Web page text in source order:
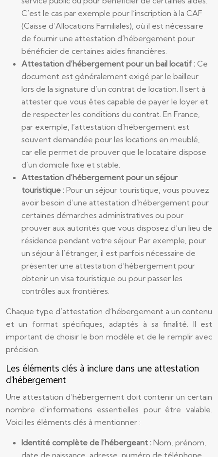
C’est le cas par exemple pour l’inscription à la CAF
(Caisse d’Allocations Familiales), où il est nécessaire
de fournir une attestation d’hébergement pour
bénéficier de certaines aides financières.
Attestation d’hébergement pour un bail locatif : Ce
document est généralement exigé par le bailleur
lors de la signature d’un contrat de location. Il sert à
attester que vous êtes capable de payer le loyer et
de respecter les conditions du contrat. En France,
par exemple, l’attestation d’hébergement est
souvent demandée pour les locations en meublé,
car elle permet de prouver que le locataire dispose
d’un domicile fixe et stable.
Attestation d’hébergement pour un séjour
touristique : Pour un séjour touristique, vous pouvez
avoir besoin d’une attestation d’hébergement pour
certaines démarches administratives ou pour
prouver aux autorités que vous disposez d’un lieu de
résidence pendant votre séjour. Par exemple, pour
un séjour à l’étranger, il est parfois nécessaire de
présenter une attestation d’hébergement pour
obtenir un visa touristique ou pour passer les
contrôles aux frontières.
Chaque type d’attestation d’hébergement a un contenu
et un format spécifiques, adaptés à sa finalité. Il est
important de choisir le bon modèle et de le remplir avec
précision.
Les éléments clés à inclure dans une attestation
d’hébergement
Une attestation d’hébergement doit contenir un certain
nombre d’informations essentielles pour être valable.
Voici les éléments clés à mentionner :
Identité complète de l’hébergeant : Nom, prénom,
date de naissance, adresse, numéro de téléphone.